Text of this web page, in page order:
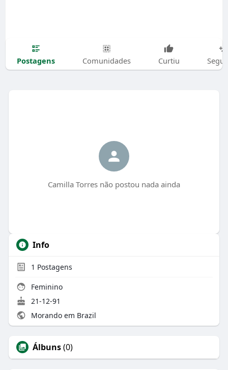
Postagens Comunidades Curtiu
Camilla Torres não postou nada ainda
Info
1 Postagens
Feminino
21-12-91
Morando em Brazil
Álbuns(0)